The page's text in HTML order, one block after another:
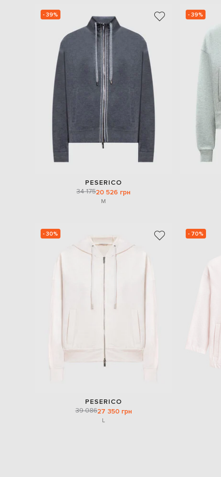
- 39%
PESERICO
34 17520 526 грн
M
- 39%
- 30%
PESERICO
39 08627 350 грн
L
- 70%